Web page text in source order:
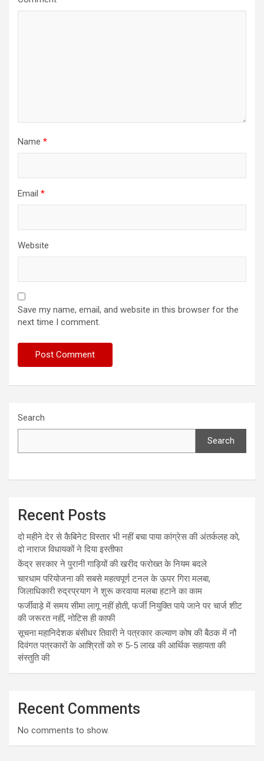
Name *
Email *
Website
Save my name, email, and website in this browser for the
next time I comment.
Search
Search
Recent Posts
दो महीने देर से कैबिनेट विस्तार भी नहीं बचा पाया कांग्रेस की अंतर्कलह को,
दो नाराज विधायकों ने दिया इस्तीफा
केंद्र सरकार ने पुरानी गाड़ियों की खरीद फरोख्त के नियम बदले
चारधाम परियोजना की सबसे महत्वपूर्ण टनल के ऊपर गिरा मलबा,
जिलाधिकारी रुद्रप्रयाग ने शुरू करवाया मलबा हटाने का काम
फर्जीवाड़े में समय सीमा लागू नहीं होती, फर्जी नियुक्ति पाये जाने पर चार्ज शीट
की जरूरत नहीं, नोटिस ही काफी
सूचना महानिदेशक बंसीधर तिवारी ने पत्रकार कल्याण कोष की बैठक में नौ
दिवंगत पत्रकारों के आश्रितों को रु 5-5 लाख की आर्थिक सहायता की
संस्तुति की
Recent Comments
No comments to show.